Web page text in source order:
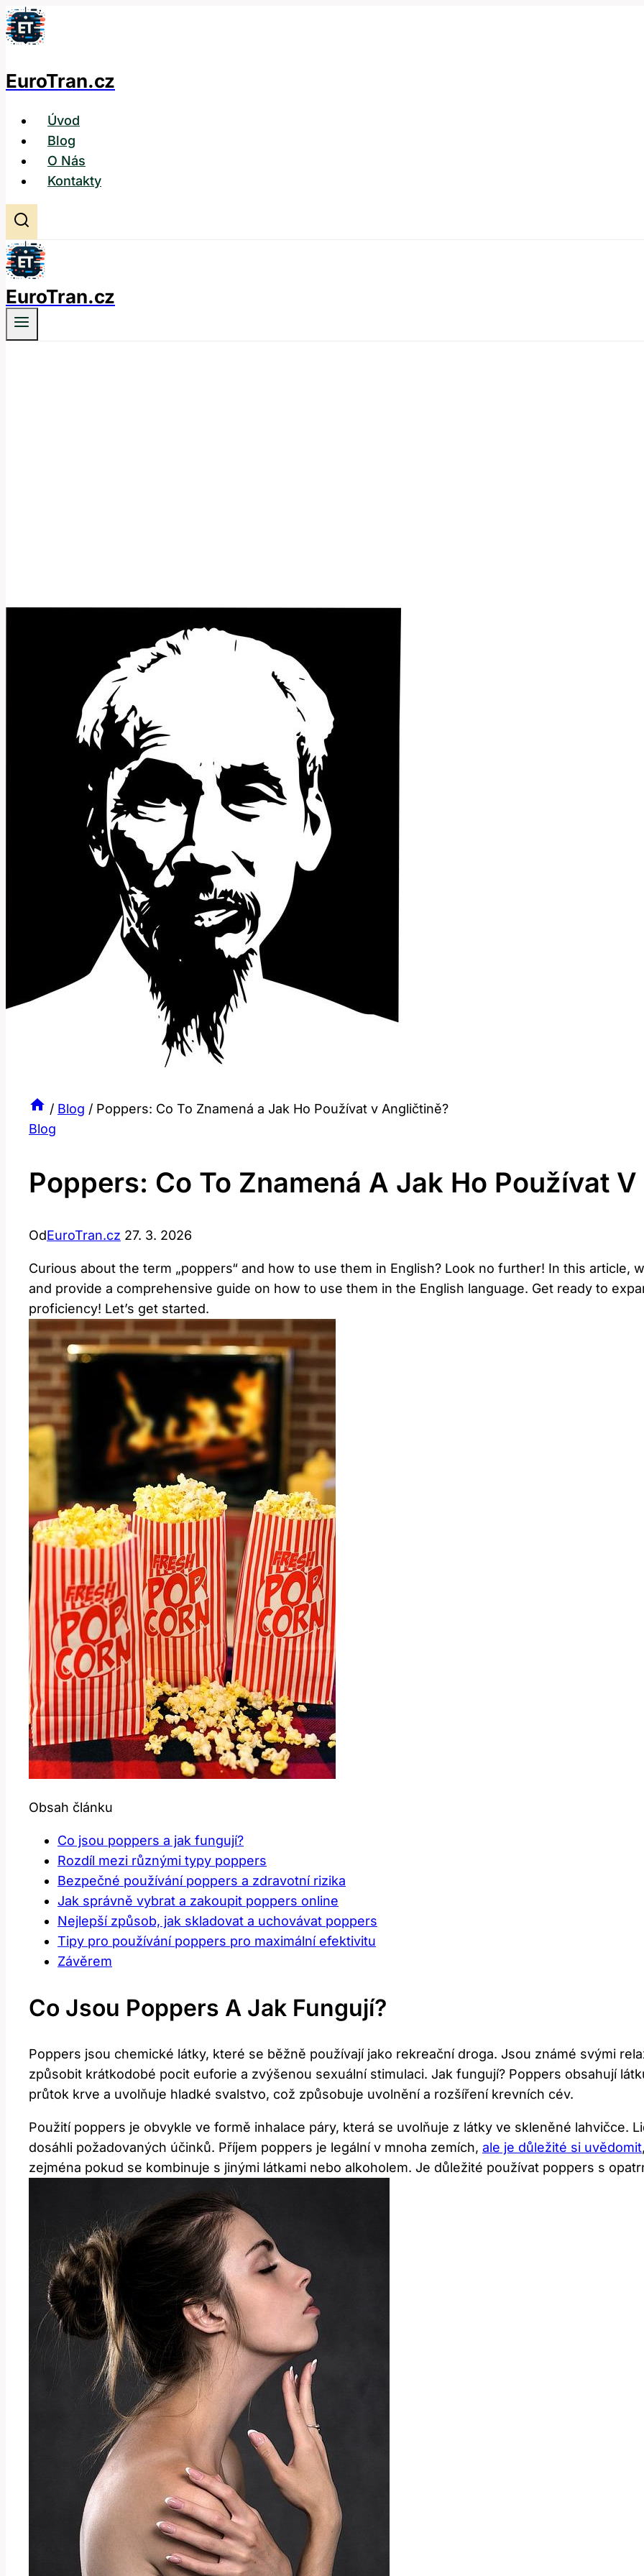
Přeskočit
na
EuroTran.cz
Úvod
Blog
O Nás
Kontakty
EuroTran.cz
/ Blog / Poppers: Co To Znamená a Jak Ho Používat v Angličtině?
Blog
Poppers: Co To Znamená A Jak Ho Používat
OdEuroTran.cz 27. 3. 2026
Curious about the term „poppers“ and how to use them in English? Look no further! In this article,
and provide a comprehensive guide on how to use them in the English language. Get ready to
proficiency! Let’s get started.
Obsah článku
Co jsou poppers a jak fungují?
Rozdíl mezi různými typy poppers
Bezpečné používání poppers a zdravotní rizika
Jak správně vybrat a zakoupit poppers online
Nejlepší způsob, jak skladovat a uchovávat poppers
Tipy pro používání poppers pro maximální efektivitu
Závěrem
Co Jsou Poppers A Jak Fungují?
Poppers jsou chemické látky, které se běžně používají jako rekreační droga. Jsou známé svými
způsobit krátkodobé pocit euforie a zvýšenou sexuální stimulaci. Jak fungují? Poppers obsahují
průtok krve a uvolňuje hladké svalstvo, což způsobuje uvolnění a rozšíření krevních cév.
Použití poppers je obvykle ve formě inhalace páry, která se uvolňuje z látky ve skleněné lahvičce.
dosáhli požadovaných účinků. Příjem poppers je legální v mnoha zemích, ale je důležité si uvědomit
zejména pokud se kombinuje s jinými látkami nebo alkoholem. Je důležité používat poppers s